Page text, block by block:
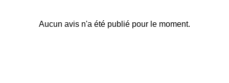
Aucun avis n'a été publié pour le moment.